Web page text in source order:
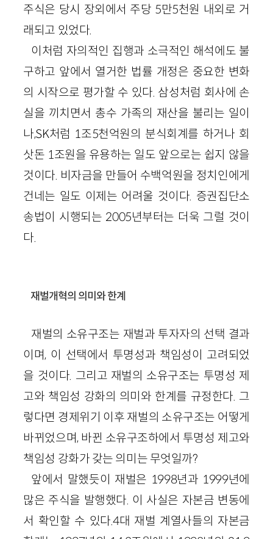
주식은 당시 장외에서 주당 5만5천원 내외로 거
래되고 있었다.
이처럼 자의적인 집행과 소극적인 해석에도 불
구하고 앞에서 열거한 법률 개정은 중요한 변화
의 시작으로 평가할 수 있다. 삼성처럼 회사에 손
실을 끼치면서 총수 가족의 재산을 불리는 일이
나,SK처럼 1조5천억원의 분식회계를 하거나 회
삿돈 1조원을 유용하는 일도 앞으로는 쉽지 않을
것이다. 비자금을 만들어 수백억원을 정치인에게
건네는 일도 이제는 어려울 것이다. 증권집단소
송법이 시행되는 2005년부터는 더욱 그럴 것이
다.
재벌개혁의 의미와 한계
재벌의 소유구조는 재벌과 투자자의 선택 결과
이며, 이 선택에서 투명성과 책임성이 고려되었
을 것이다. 그리고 재벌의 소유구조는 투명성 제
고와 책임성 강화의 의미와 한계를 규정한다. 그
렇다면 경제위기 이후 재벌의 소유구조는 어떻게
바뀌었으며, 바뀐 소유구조하에서 투명성 제고와
책임성 강화가 갖는 의미는 무엇일까?
앞에서 말했듯이 재벌은 1998년과 1999년에
많은 주식을 발행했다. 이 사실은 자본금 변동에
서 확인할 수 있다.4대 재벌 계열사들의 자본금